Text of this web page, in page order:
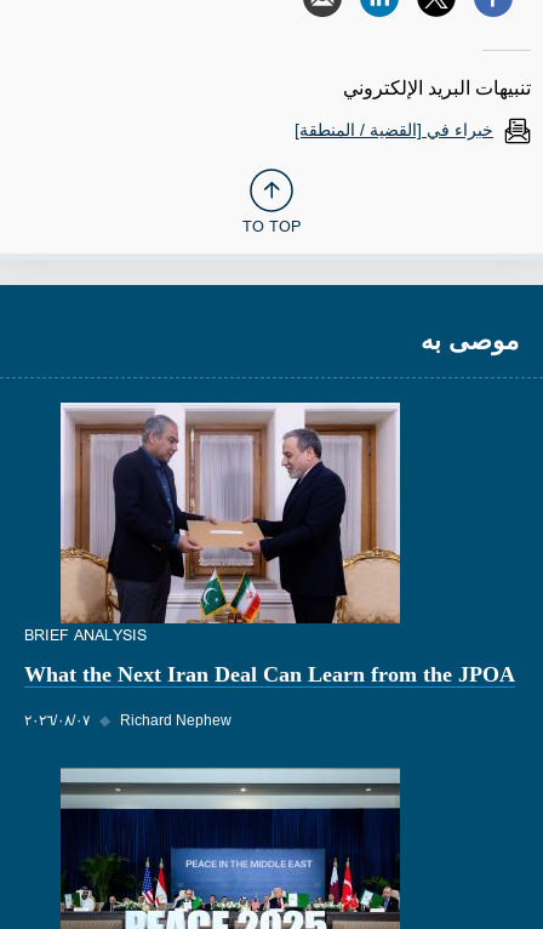
تنبيهات البريد الإلكتروني
خبراء في [القضية / المنطقة]
TO TOP
موصى به
BRIEF ANALYSIS
What the Next Iran Deal Can Learn from the JPOA
٠٧‏/٠٨‏/٢٠٢٦ ◆ Richard Nephew